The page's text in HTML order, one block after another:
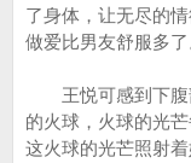
了身体，让无尽的
做爱比男友舒服多了
王悦可感到下腹
的火球，火球的光
这火球的光芒照射